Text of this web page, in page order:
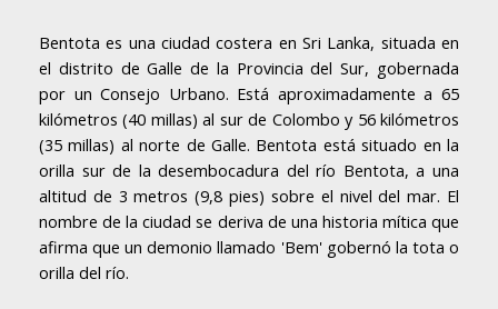
Bentota es una ciudad costera en Sri Lanka, situada en
el distrito de Galle de la Provincia del Sur, gobernada
por un Consejo Urbano. Está aproximadamente a 65
kilómetros (40 millas) al sur de Colombo y 56 kilómetros
(35 millas) al norte de Galle. Bentota está situado en la
orilla sur de la desembocadura del río Bentota, a una
altitud de 3 metros (9,8 pies) sobre el nivel del mar. El
nombre de la ciudad se deriva de una historia mítica que
afirma que un demonio llamado 'Bem' gobernó la tota o
orilla del río.